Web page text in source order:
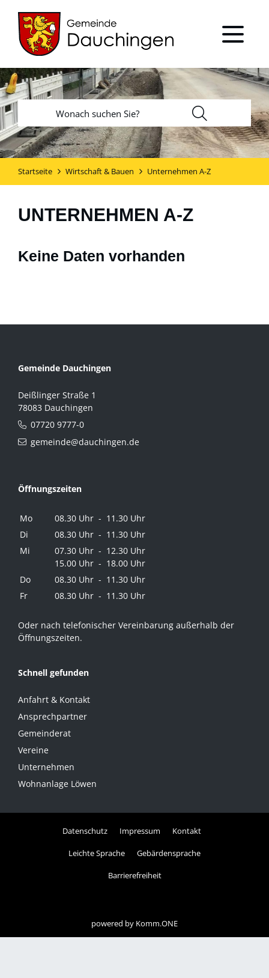
Startseite Wirtschaft & Bauen Unternehmen A-Z
UNTERNEHMEN A-Z
Keine Daten vorhanden
Gemeinde Dauchingen
Deißlinger Straße 1
78083 Dauchingen
07720 9777-0
gemeinde@dauchingen.de
Öffnungszeiten
Mo
08.30 Uhr - 11.30 Uhr
Di
08.30 Uhr - 11.30 Uhr
Mi
07.30 Uhr - 12.30 Uhr
15.00 Uhr - 18.00 Uhr
Do
08.30 Uhr - 11.30 Uhr
Fr
08.30 Uhr - 11.30 Uhr
Oder nach telefonischer Vereinbarung außerhalb der
Öffnungszeiten.
Schnell gefunden
Anfahrt & Kontakt
Ansprechpartner
Gemeinderat
Vereine
Unternehmen
Wohnanlage Löwen
Datenschutz Impressum Kontakt
Leichte Sprache Gebärdensprache
Barrierefreiheit
powered by Komm.ONE